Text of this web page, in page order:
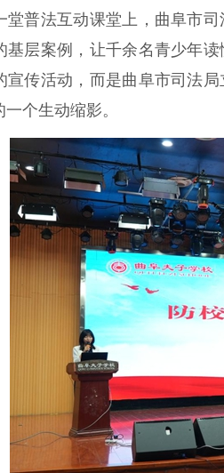
堂普法互动课堂上，曲阜市
基层案例，让千余名青少年
宣传活动，而是曲阜市司法
个生动缩影。